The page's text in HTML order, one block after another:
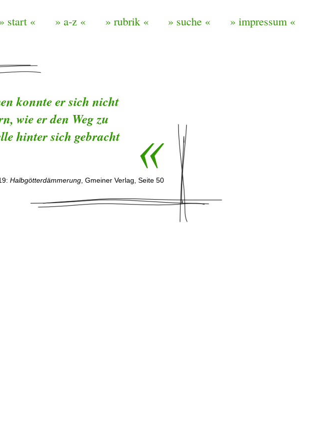
» start « » a-z « » rubrik « » suche « » impressum «
konnte er sich nicht
wie er den Weg zu
hinter sich gebracht
Halbgötterdämmerung , Gmeiner Verlag, Seite 50